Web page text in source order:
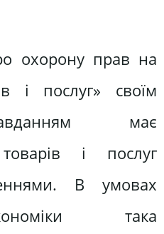
охорону прав на
і послуг» своїм
має
товарів і послуг
В умовах
така